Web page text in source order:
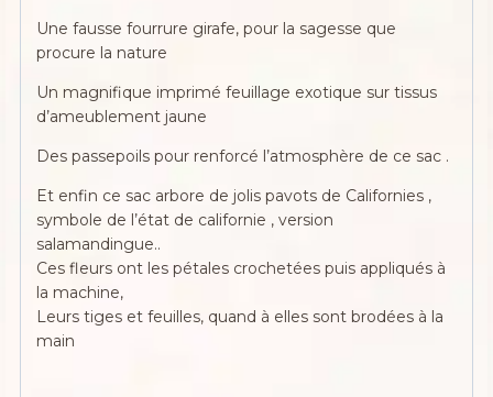
Une fausse fourrure girafe, pour la sagesse que
procure la nature
Un magnifique imprimé feuillage exotique sur tissus
d’ameublement jaune
Des passepoils pour renforcé l’atmosphère de ce sac .
Et enfin ce sac arbore de jolis pavots de Californies ,
symbole de l’état de californie , version
salamandingue..
Ces fleurs ont les pétales crochetées puis appliqués à
la machine,
Leurs tiges et feuilles, quand à elles sont brodées à la
main